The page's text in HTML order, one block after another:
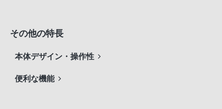
その他の特長
本体デザイン・操作性
便利な機能